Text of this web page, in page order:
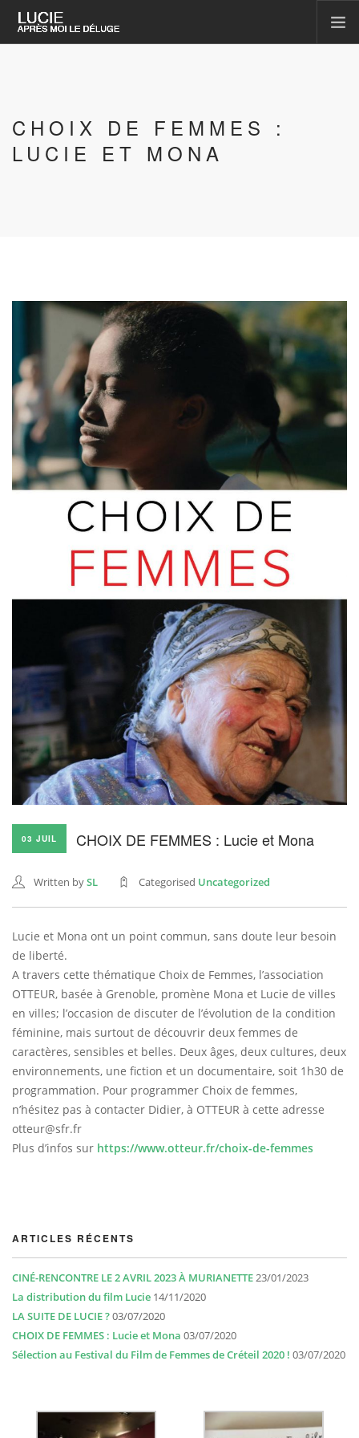
LES COULISSES
PRESSE
CHOIX DE FEMMES :
LUCIE ET MONA
03 JUIL CHOIX DE FEMMES : Lucie et Mona
Written bySL Categorised Uncategorized
Lucie et Mona ont un point commun, sans doute leur besoin
de liberté.
A travers cette thématique Choix de Femmes, l’association
OTTEUR, basée à Grenoble, promène Mona et Lucie de villes
en villes; l’occasion de discuter de l’évolution de la condition
féminine, mais surtout de découvrir deux femmes de
caractères, sensibles et belles. Deux âges, deux cultures, deux
environnements, une fiction et un documentaire, soit 1h30 de
programmation. Pour programmer Choix de femmes,
n’hésitez pas à contacter Didier, à OTTEUR à cette adresse
otteur@sfr.fr
Plus d’infos sur https://www.otteur.fr/choix-de-femmes
ARTICLES RÉCENTS
CINÉ-RENCONTRE LE 2 AVRIL 2023 À MURIANETTE23/01/2023
La distribution du film Lucie 14/11/2020
LA SUITE DE LUCIE ?03/07/2020
CHOIX DE FEMMES : Lucie et Mona 03/07/2020
Sélection au Festival du Film de Femmes de Créteil 2020 ! 03/07/2020